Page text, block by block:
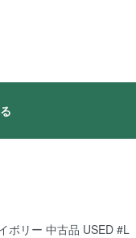
ボリー 中古品 USED #L